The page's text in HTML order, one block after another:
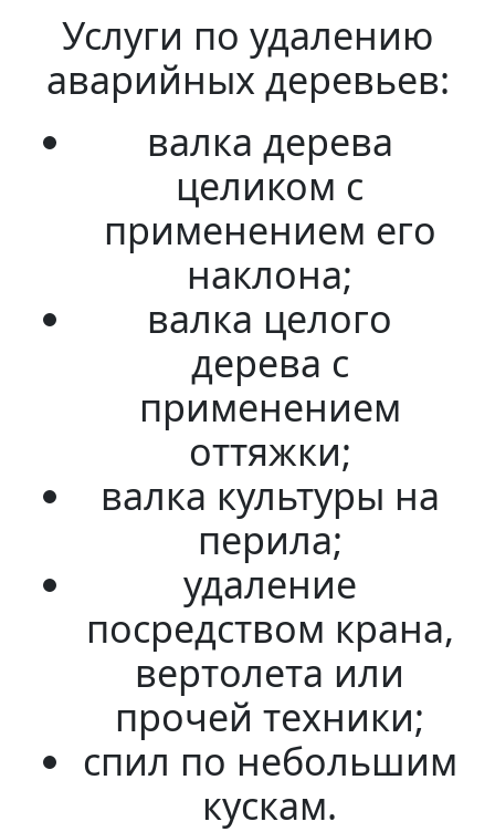
Услуги по удалению
аварийных деревьев:
валка дерева
целиком с
применением его
наклона;
валка целого
дерева с
применением
оттяжки;
валка культуры на
перила;
удаление
посредством крана,
вертолета или
прочей техники;
спил по небольшим
кускам.